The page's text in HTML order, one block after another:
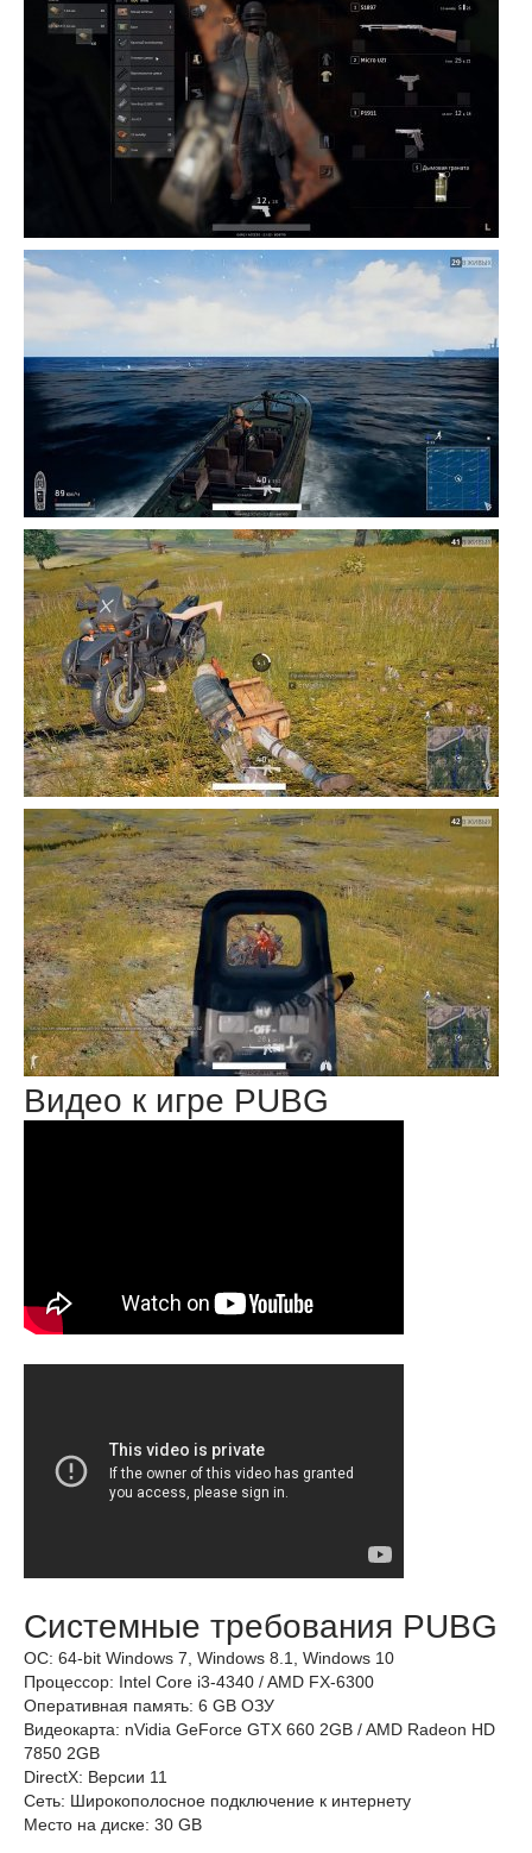
Видео к игре PUBG
Системные требования PUBG
ОС: 64-bit Windows 7, Windows 8.1, Windows 10
Процессор: Intel Core i3-4340 / AMD FX-6300
Оперативная память: 6 GB ОЗУ
Видеокарта: nVidia GeForce GTX 660 2GB / AMD Radeon HD
7850 2GB
DirectX: Версии 11
Сеть: Широкополосное подключение к интернету
Место на диске: 30 GB